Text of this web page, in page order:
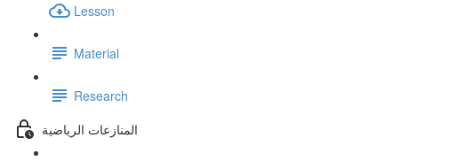
Lesson
Material
Research
المنازعات الرياضية